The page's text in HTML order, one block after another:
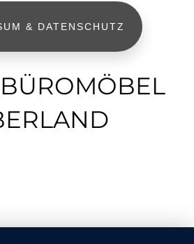
& DATENSCHUTZ